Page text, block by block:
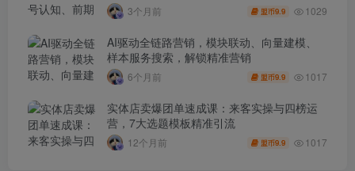
3个月前 盟币9.9 1029
AI驱动全链路营销，模块联动、向量建模、
样本服务搜索，解锁精准营销
6个月前 盟币9.9 1017
实体店卖爆团单速成课：来客实操与四榜运
营，7大选题模板精准引流
12个月前 盟币9.9 1017